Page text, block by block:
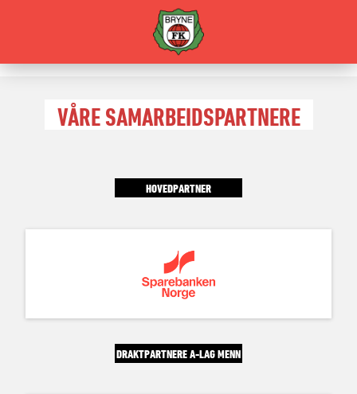
VÅRE SAMARBEIDSPARTNERE
HOVEDPARTNER
DRAKTPARTNERE A-LAG MENN